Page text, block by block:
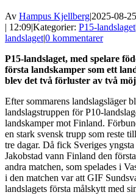
Av Hampus Kjellberg|2025-08-
| 12:09|Kategorier: P15-landslaget|
landslaget|0 kommentarer
P15-landslaget, med spelare
första landskamper som ett
blev det två förluster av två
Efter sommarens landslagsläger
landslagstruppen för P10-
landskamper mot Finland.
en stark svensk trupp som reste
tre dagar. Då fick Sveriges
Jakobstad vann Finland den
andra matchen, som spelades i
i den matchen var att GIF
landslagets första målskytt med